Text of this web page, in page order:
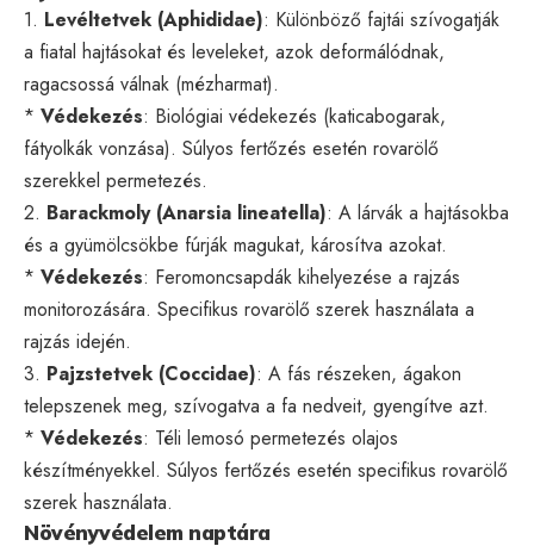
1. Levéltetvek (Aphididae): Különböző fajtái szívogatják
a fiatal hajtásokat és leveleket, azok deformálódnak,
ragacsossá válnak (mézharmat).
* Védekezés: Biológiai védekezés (katicabogarak,
fátyolkák vonzása). Súlyos fertőzés esetén rovarölő
szerekkel permetezés.
2. Barackmoly (Anarsia lineatella): A lárvák a hajtásokba
és a gyümölcsökbe fúrják magukat, károsítva azokat.
* Védekezés: Feromoncsapdák kihelyezése a rajzás
monitorozására. Specifikus rovarölő szerek használata a
rajzás idején.
3. Pajzstetvek (Coccidae): A fás részeken, ágakon
telepszenek meg, szívogatva a fa nedveit, gyengítve azt.
* Védekezés: Téli lemosó permetezés olajos
készítményekkel. Súlyos fertőzés esetén specifikus rovarölő
szerek használata.
Növényvédelem naptára